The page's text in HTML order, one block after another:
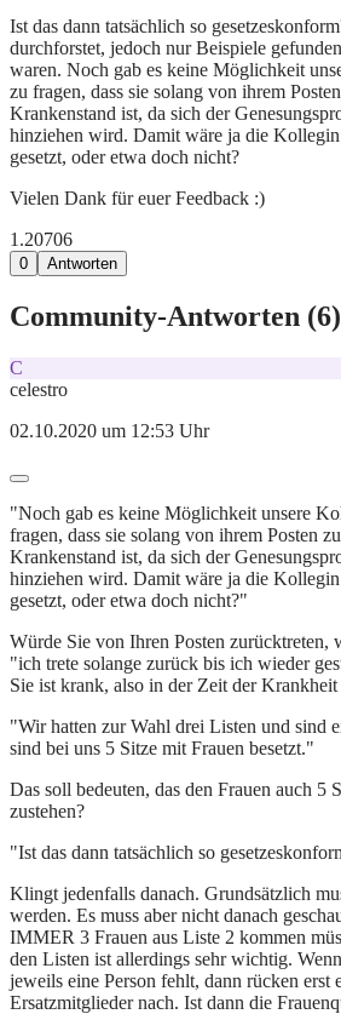
Ist das dann tatsächlich so
durchforstet, jedoch nur Beispiele
waren. Noch gab es keine Möglichkeit
zu fragen, dass sie solang von ihrem
Krankenstand ist, da sich der
hinziehen wird. Damit wäre ja die
gesetzt, oder etwa doch nicht?
Vielen Dank für euer Feedback :)
1.20706
0 Antworten
Community-Antworten (6)
C
celestro
02.10.2020 um 12:53 Uhr
"Noch gab es keine Möglichkeit unsere
fragen, dass sie solang von ihrem Posten
Krankenstand ist, da sich der
hinziehen wird. Damit wäre ja die
gesetzt, oder etwa doch nicht?"
Würde Sie von Ihren Posten zurücktreten,
"ich trete solange zurück bis ich wieder
Sie ist krank, also in der Zeit der
"Wir hatten zur Wahl drei Listen und sind
sind bei uns 5 Sitze mit Frauen besetzt."
Das soll bedeuten, das den Frauen auch 5
zustehen?
"Ist das dann tatsächlich so
Klingt jedenfalls danach. Grundsätzlich
werden. Es muss aber nicht danach
IMMER 3 Frauen aus Liste 2 kommen
den Listen ist allerdings sehr wichtig.
jeweils eine Person fehlt, dann rücken erst
Ersatzmitglieder nach. Ist dann die